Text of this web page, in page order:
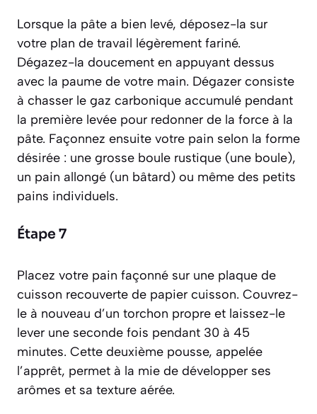
Lorsque la pâte a bien levé, déposez-la sur
votre plan de travail légèrement fariné.
Dégazez-la doucement en appuyant dessus
avec la paume de votre main. Dégazer consiste
à chasser le gaz carbonique accumulé pendant
la première levée pour redonner de la force à la
pâte. Façonnez ensuite votre pain selon la forme
désirée : une grosse boule rustique (une boule),
un pain allongé (un bâtard) ou même des petits
pains individuels.
Étape 7
Placez votre pain façonné sur une plaque de
cuisson recouverte de papier cuisson. Couvrez-
le à nouveau d’un torchon propre et laissez-le
lever une seconde fois pendant 30 à 45
minutes. Cette deuxième pousse, appelée
l’apprêt, permet à la mie de développer ses
arômes et sa texture aérée.